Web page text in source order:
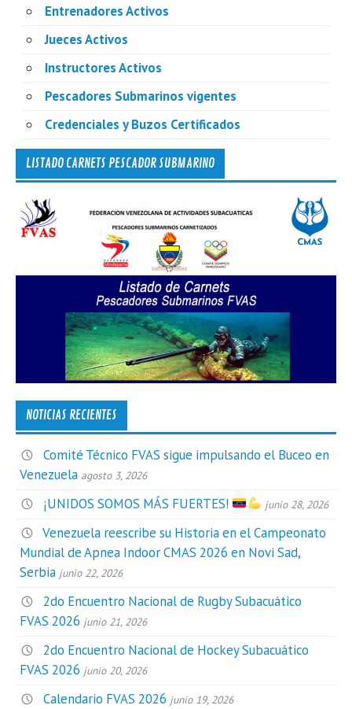
Entrenadores Activos
Jueces Activos
Instructores Activos
Pescadores Submarinos vigentes
Credenciales y Buzos Certificados
LISTADO CARNETS PESCADOR SUBMARINO
NOTICIAS RECIENTES
Comité Técnico FVAS sigue impulsando el Buceo en
Venezuela agosto 3, 2026
¡UNIDOS SOMOS MÁS FUERTES! junio 28, 2026
Venezuela reescribe su Historia en el Campeonato
Mundial de Apnea Indoor CMAS 2026 en Novi Sad,
Serbia junio 22, 2026
2do Encuentro Nacional de Rugby Subacuático
FVAS 2026 junio 21, 2026
2do Encuentro Nacional de Hockey Subacuático
FVAS 2026 junio 20, 2026
Calendario FVAS 2026 junio 19, 2026